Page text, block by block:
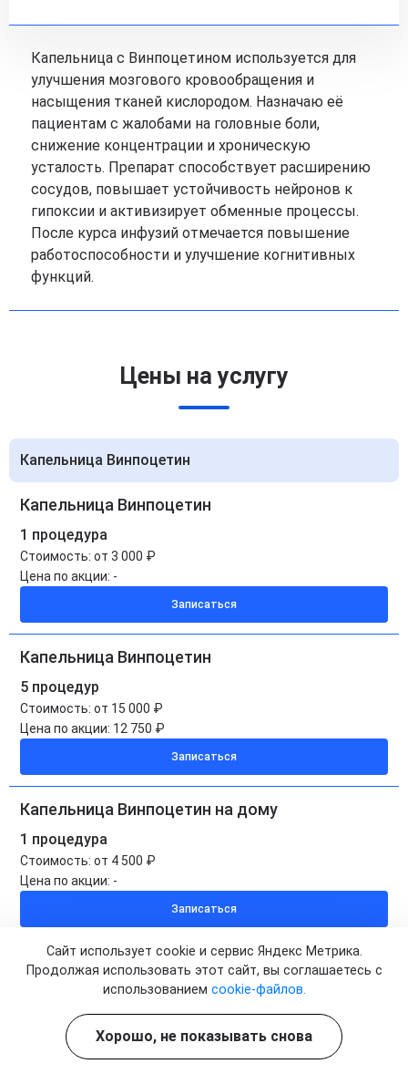
Капельница с Винпоцетином используется для
улучшения мозгового кровообращения и
насыщения тканей кислородом. Назначаю её
пациентам с жалобами на головные боли,
снижение концентрации и хроническую
усталость. Препарат способствует расширению
сосудов, повышает устойчивость нейронов к
гипоксии и активизирует обменные процессы.
После курса инфузий отмечается повышение
работоспособности и улучшение когнитивных
функций.
Цены на услугу
Капельница Винпоцетин
Капельница Винпоцетин
1 процедура
Стоимость: от 3 000 ₽
Цена по акции: -
Записаться
Капельница Винпоцетин
5 процедур
Стоимость: от 15 000 ₽
Цена по акции: 12 750 ₽
Записаться
Капельница Винпоцетин на дому
1 процедура
Стоимость: от 4 500 ₽
Цена по акции: -
Записаться
Капельница Винпоцетин на дому
Стоимость:от 22 500 ₽
Цена по акции:19 125 ₽
Записаться
Сайт использует cookie и сервис Яндекс Метрика.
Продолжая использовать этот сайт, вы соглашаетесь с
использованием cookie-файлов.
Хорошо, не показывать снова